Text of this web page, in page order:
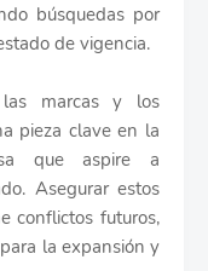
búsquedas por
de vigencia.
marcas y los
pieza clave en la
que aspire a
Asegurar estos
conflictos futuros,
la expansión y